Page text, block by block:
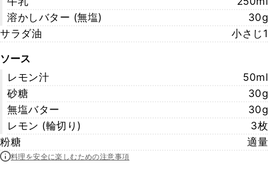
溶かしバター (無塩)
30g
サラダ油
小さじ1
ソース
レモン汁
50ml
砂糖
30g
無塩バター
30g
レモン (輪切り)
3枚
粉糖
適量
料理を安全に楽しむための注意事項